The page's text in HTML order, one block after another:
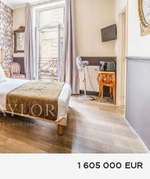
1 605 000 EUR